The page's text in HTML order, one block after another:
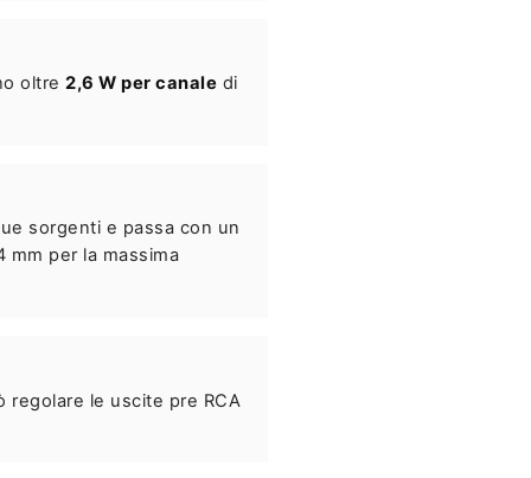
oltre2,6 W per canale di
sorgenti e passa con un
mm per la massima
regolare le uscite pre RCA